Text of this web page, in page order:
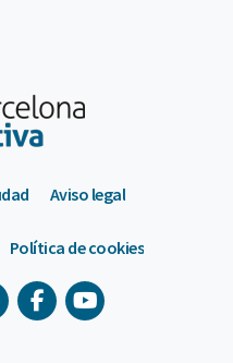
Aviso legal
Política de cookies